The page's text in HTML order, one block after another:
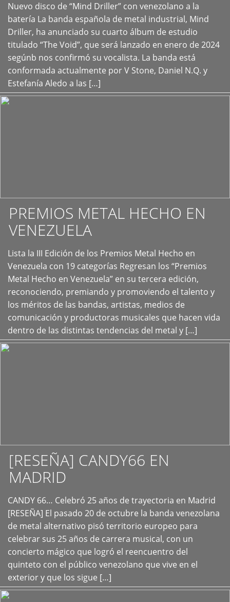
Nuevo disco de “Mind Driller” con venezolano a la
batería La banda española de metal industrial, Mind
Driller, ha anunciado su cuarto álbum de estudio
titulado “The Void”, que será lanzado en enero de 2024
segúnb nos confirmó su vocalista. La banda está
conformada actualmente por V Stone, Daniel N.Q. y
Estefanía Aledo a las […]
+
PREMIOS METAL HECHO EN
VENEZUELA
Lista la III Edición de los Premios Metal Hecho en
Venezuela con 19 categorías Regresan los “Premios
Metal Hecho en Venezuela” en su tercera edición,
reconociendo, premiando y promoviendo el talento y
los méritos de las bandas, artistas, medios de
comunicación y productoras musicales que hacen vida
dentro de las distintas tendencias del metal y […]
+
[RESEÑA] CANDY66 EN
MADRID
CANDY 66… Celebró 25 años de trayectoria en Madrid
[RESEÑA] El pasado 20 de octubre la banda venezolana
de metal alternativo pisó territorio europeo para
celebrar sus 25 años de carrera musical, con un
concierto mágico que logró el reencuentro del
quinteto con el público venezolano que vive en el
exterior y que los sigue […]
+